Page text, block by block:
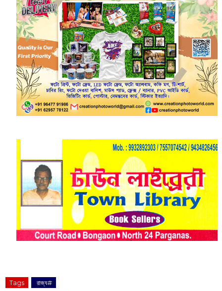
Tags ‌ রাজ্য#